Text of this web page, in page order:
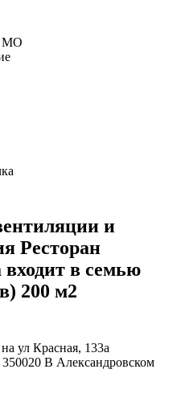
МО
и
Ресторан
в семью
200 м2
ул Красная, 133а
В Александровском